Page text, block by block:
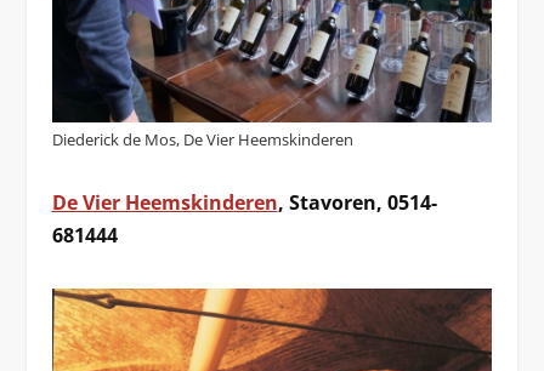
Diederick de Mos, De Vier Heemskinderen
De Vier Heemskinderen, Stavoren, 0514-
681444